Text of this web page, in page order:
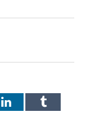
LinkedInTumblr